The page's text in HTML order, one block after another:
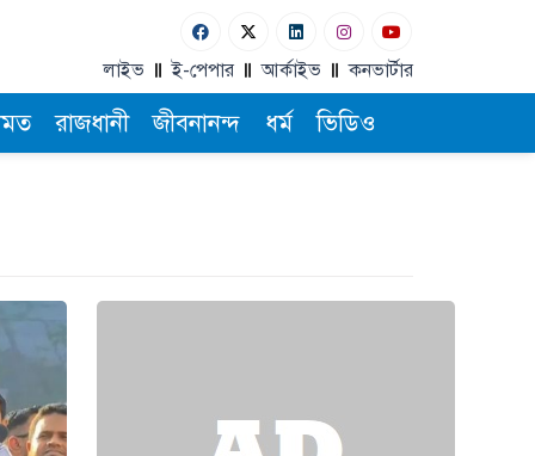
লাইভ ই-পেপার আর্কাইভ কনভার্টার
রাজধানী জীবনানন্দ ধর্ম ভিডিও